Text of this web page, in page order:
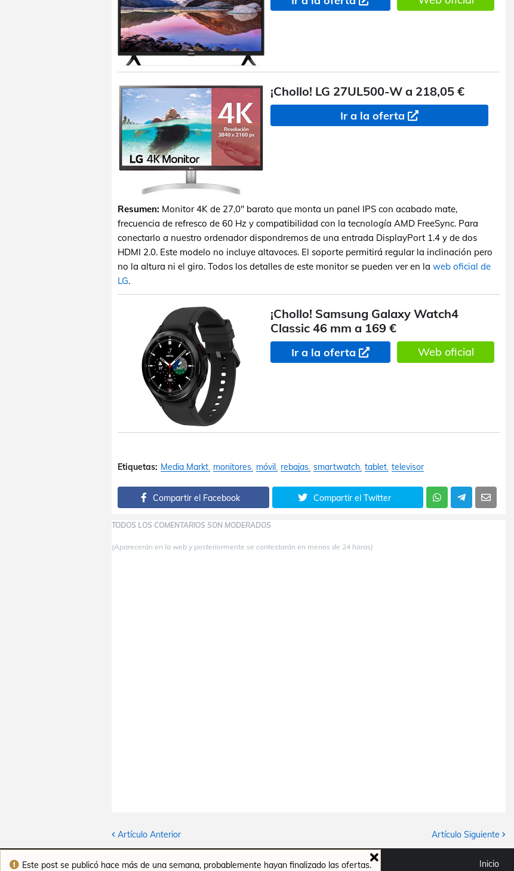
¡Chollo! LG 27UL500-W a 218,05 €
Ir a la oferta
Resumen: Monitor 4K de 27,0" barato que monta un panel IPS con acabado mate,
frecuencia de refresco de 60 Hz y compatibilidad con la tecnología AMD FreeSync. Para
conectarlo a nuestro ordenador dispondremos de una entrada DisplayPort 1.4 y de dos
HDMI 2.0. Este modelo no incluye altavoces. El soporte permitirá regular la inclinación pero
no la altura ni el giro. Todos los detalles de este monitor se pueden ver en la web oficial de
LG.
¡Chollo! Samsung Galaxy Watch4
Classic 46 mm a 169 €
Ir a la oferta Web oficial
Este post se publicó hace más de una semana, probablemente hayan finalizado las ofertas.
Etiquetas: Media Markt monitores móvil rebajas smartwatch tablet televisor
Compartir el Facebook Compartir el Twitter
TODOS LOS COMENTARIOS SON MODERADOS
(Aparecerán en la web y posteriormente se contestarán en menos de 24 horas)
Artículo Anterior Artículo Siguiente
Inicio